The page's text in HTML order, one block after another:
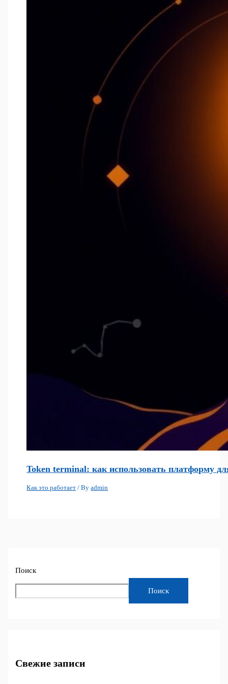
Token terminal: как использовать платформу
Как это работает / Byadmin
Поиск
Поиск
Свежие записи